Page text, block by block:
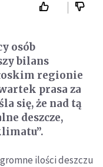
osób
bilans
regionie
prasa za
się, że nad tą
deszcze,
ilości deszczu